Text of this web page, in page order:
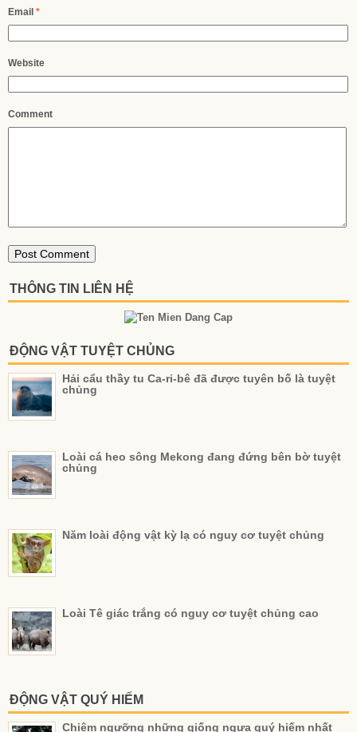
Email *
Website
Comment
THÔNG TIN LIÊN HỆ
ĐỘNG VẬT TUYỆT CHỦNG
Hải cẩu thầy tu Ca-ri-bê đã được tuyên bố là tuyệt
chủng
Loài cá heo sông Mekong đang đứng bên bờ tuyệt
chủng
Năm loài động vật kỳ lạ có nguy cơ tuyệt chủng
Loài Tê giác trắng có nguy cơ tuyệt chủng cao
ĐỘNG VẬT QUÝ HIẾM
Chiêm ngưỡng những giống ngựa quý hiếm nhất